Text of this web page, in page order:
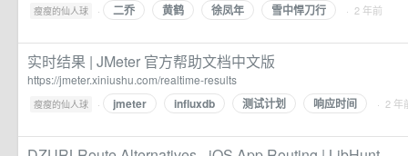
瘦瘦的仙人球 · 二乔 黄鹤 徐凤年 雪中悍刀行 · 2 年前
实时结果 | JMeter 官方帮助文档中文版
https://jmeter.xiniushu.com/realtime-results
瘦瘦的仙人球 · jmeter influxdb 测试计划 响应时间 · 2 年